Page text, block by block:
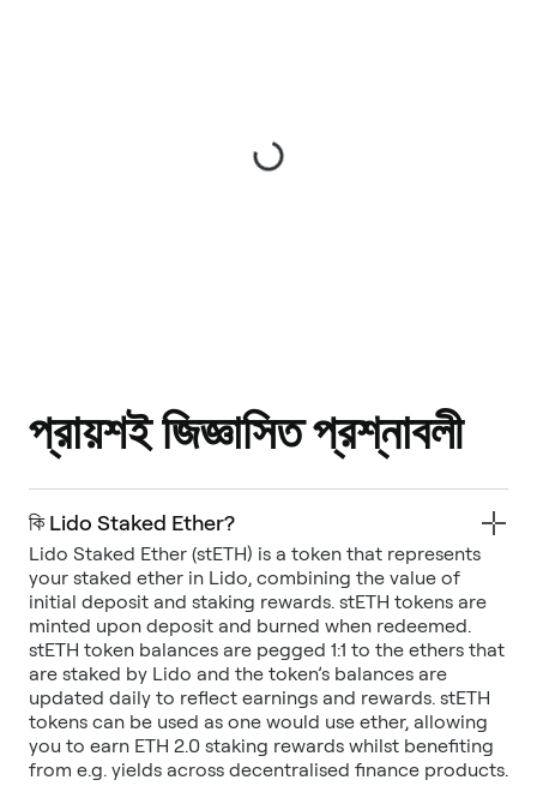
প্রায়শই জিজ্ঞাসিত প্রশ্নাবলী
কি Lido Staked Ether?
Lido Staked Ether (stETH) is a token that represents
your staked ether in Lido, combining the value of
initial deposit and staking rewards. stETH tokens are
minted upon deposit and burned when redeemed.
stETH token balances are pegged 1:1 to the ethers that
are staked by Lido and the token’s balances are
updated daily to reflect earnings and rewards. stETH
tokens can be used as one would use ether, allowing
you to earn ETH 2.0 staking rewards whilst benefiting
from e.g. yields across decentralised finance products.